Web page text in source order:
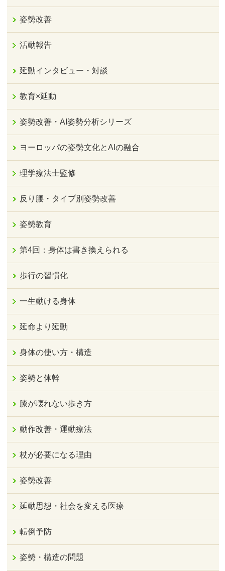
姿勢改善
活動報告
延動インタビュー・対談
教育×延動
姿勢改善・AI姿勢分析シリーズ
ヨーロッパの姿勢文化とAIの融合
理学療法士監修
反り腰・タイプ別姿勢改善
姿勢教育
第4回：身体は書き換えられる
歩行の習慣化
一生動ける身体
延命より延動
身体の使い方・構造
姿勢と体幹
膝が壊れない歩き方
動作改善・運動療法
杖が必要になる理由
姿勢改善
延動思想・社会を変える医療
転倒予防
姿勢・構造の問題